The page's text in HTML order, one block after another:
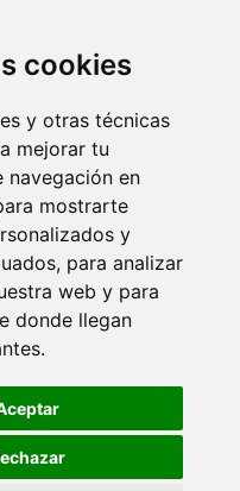
cookies
y otras técnicas
mejorar tu
navegación en
mostrarte
y
para analizar
web y para
donde llegan